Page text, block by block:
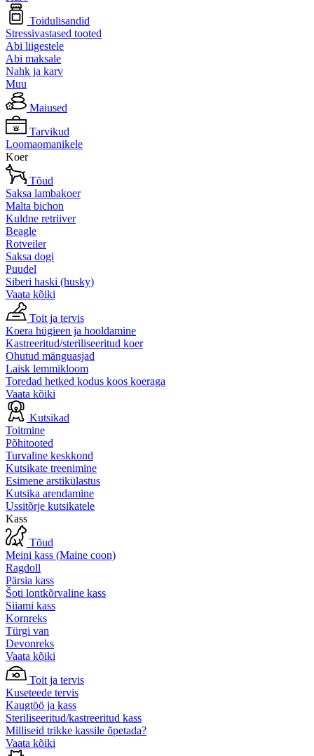
Toidulisandid
Stressivastased tooted
Abi liigestele
Abi maksale
Nahk ja karv
Muu
Maiused
Tarvikud
Loomaomanikele
Koer
Tõud
Saksa lambakoer
Malta bichon
Kuldne retriiver
Beagle
Rotveiler
Saksa dogi
Puudel
Siberi haski (husky)
Vaata kõiki
Toit ja tervis
Koera hügieen ja hooldamine
Kastreeritud/steriliseeritud koer
Ohutud mänguasjad
Laisk lemmikloom
Toredad hetked kodus koos koeraga
Vaata kõiki
Kutsikad
Toitmine
Põhitooted
Turvaline keskkond
Kutsikate treenimine
Esimene arstikülastus
Kutsika arendamine
Ussitõrje kutsikatele
Kass
Tõud
Meini kass (Maine coon)
Ragdoll
Pärsia kass
Šoti lontkõrvaline kass
Siiami kass
Kornreks
Türgi van
Devonreks
Vaata kõiki
Toit ja tervis
Kuseteede tervis
Kaugtöö ja kass
Steriliseeritud/kastreeritud kass
Milliseid trikke kassile õpetada?
Vaata kõiki